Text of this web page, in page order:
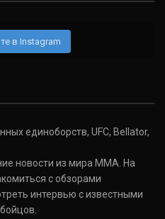
в Instagram
единоборств, UFC, Bellator,
новости из мира ММА. На
с обзорами
интервью с известными